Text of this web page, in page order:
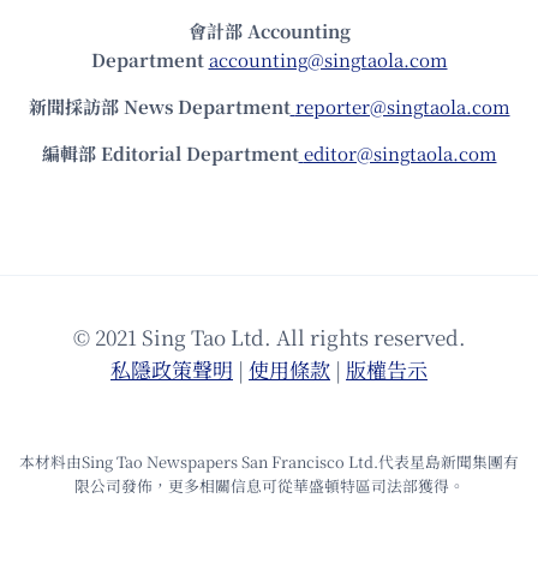
會計部 Accounting
Department accounting@singtaola.com
新聞採訪部 News Department reporter@singtaola.com
編輯部 Editorial Department editor@singtaola.com
© 2021 Sing Tao Ltd. All rights reserved.
私隱政策聲明 | 使⽤條款 | 版權告⽰
本材料由Sing Tao Newspapers San Francisco Ltd.代表星島新聞集團有
限公司發佈，更多相關信息可從華盛頓特區司法部獲得。